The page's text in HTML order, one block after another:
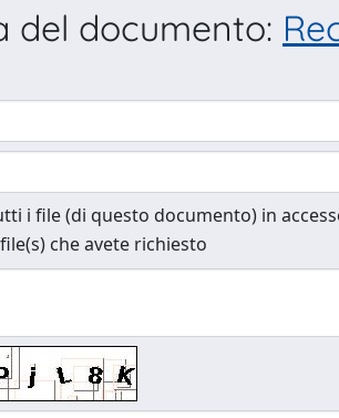
del documento:
i file (di questo documento) in
che avete richiesto